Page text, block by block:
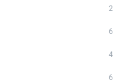
2
6
4
6